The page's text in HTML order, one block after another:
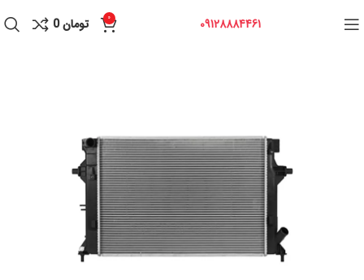
09128884461
0 تومان0